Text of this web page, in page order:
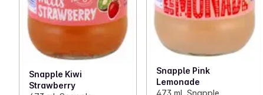
Snapple Kiwi
Strawberry
Snapple Pink
Lemonade